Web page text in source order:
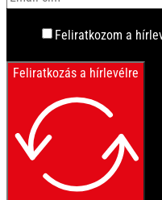
Feliratkozom a
Feliratkozás a hírlevélre